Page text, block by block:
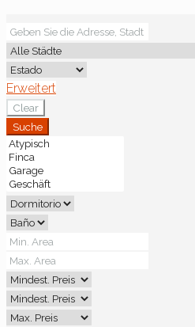
Erweitert
Clear
Suche